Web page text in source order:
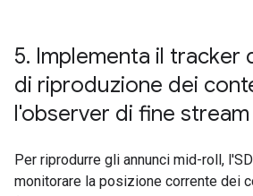
5. Implementa il tracker
di riproduzione dei
l'observer di fine stream
Per riprodurre gli annunci mid-roll,
monitorare la posizione corrente dei